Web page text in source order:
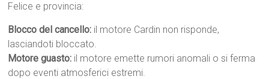
Felice e provincia:
Blocco del cancello: il motore Cardin non risponde,
lasciandoti bloccato.
Motore guasto: il motore emette rumori anomali o si ferma
dopo eventi atmosferici estremi.